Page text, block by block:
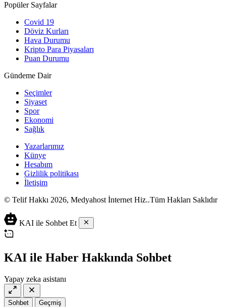
Popüler Sayfalar
Covid 19
Döviz Kurları
Hava Durumu
Kripto Para Piyasaları
Puan Durumu
Gündeme Dair
Seçimler
Siyaset
Spor
Ekonomi
Sağlık
Yazarlarımız
Künye
Hesabım
Gizlilik politikası
İletişim
© Telif Hakkı 2026, Medyahost İnternet Hiz..Tüm Hakları Saklıdır
casino
siteleri
casino
2023
lordcasino
canlı
casino
siteleri
iyi
casino
vdcasino
vdcasino
giriş
ev
yapımı
salça
KAI ile Sohbet Et
KAI ile Haber Hakkında Sohbet
Yapay zeka asistanı
Sohbet Geçmiş